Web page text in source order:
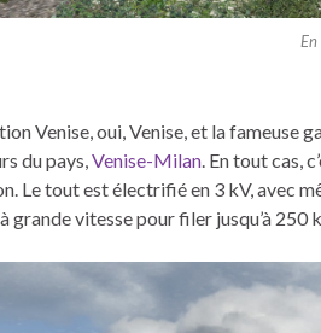
Venise, oui, Venise, et la fameuse
du pays, Venise-Milan . En tout cas,
Le tout est électrifié en 3 kV, avec
grande vitesse pour filer jusqu’à 250